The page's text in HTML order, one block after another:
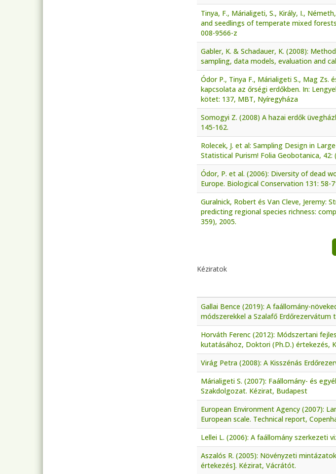
Tinya, F., Márialigeti, S., Király, I.,
and seedlings of temperate mixed
008-9566-z
Gabler, K. & Schadauer, K. (2008):
sampling, data models, evaluation and
Ódor P., Tinya F., Márialigeti S., Mag Zs.
kapcsolata az őrségi erdőkben. In:
kötet: 137, MBT, Nyíregyháza
Somogyi Z. (2008) A hazai erdők
145-162.
Rolecek, J. et al: Sampling Design in
Statistical Purism! Folia Geobotanica, 42:
Ódor, P. et al. (2006): Diversity of dead
Europe. Biological Conservation 131: 58-
Guralnick, Robert és Van Cleve, Jeremy:
predicting regional species richness:
359), 2005.
Kéziratok
Gallai Bence (2019): A faállomány-
módszerekkel a Szalafő Erdőrezervátum
Horváth Ferenc (2012): Módszertani
kutatásához, Doktori (Ph.D.) értekezés,
Virág Petra (2008): A Kisszénás
Márialigeti S. (2007): Faállomány- és
Szakdolgozat. Kézirat, Budapest
European Environment Agency (2007):
European scale. Technical report,
Lellei L. (2006): A faállomány szerkezeti
Aszalós R. (2005): Növényzeti
értekezés]. Kézirat, Vácrátót.